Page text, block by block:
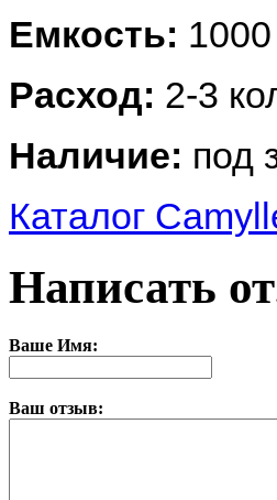
Емкость:
Расход: 2-3
Наличие: под
Каталог
Написать
Ваше Имя:
Ваш отзыв: